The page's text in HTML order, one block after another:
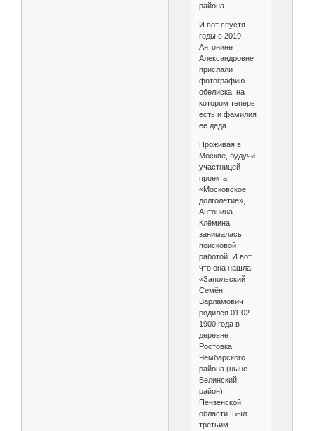
района.
И вот спустя
годы в 2019
Антонине
Александровне
прислали
фотографию
обелиска, на
котором теперь
есть и фамилия
ее деда.
Проживая в
Москве, будучи
участницей
проекта
«Московское
долголетие»,
Антонина
Клёмина
занималась
поисковой
работой. И вот
что она нашла:
«Запольский
Семён
Варламович
родился 01.02
1900 года в
деревне
Ростовка
Чембарского
района (ныне
Белинский
район)
Пензенской
области. Был
третьим